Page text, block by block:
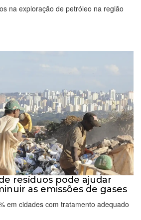
na exploração de petróleo na região
resíduos pode ajudar
as emissões de gases
em cidades com tratamento adequado